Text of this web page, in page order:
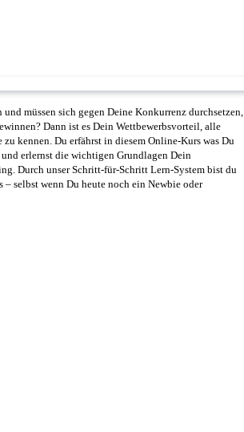
müssen sich gegen Deine Konkurrenz durchsetzen,
Dann ist es Dein Wettbewerbsvorteil, alle
kennen. Du erfährst in diesem Online-Kurs was Du
erlernst die wichtigen Grundlagen Dein
Durch unser Schritt-für-Schritt Lern-System bist du
– selbst wenn Du heute noch ein Newbie oder